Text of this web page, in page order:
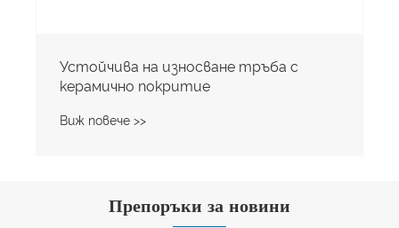
Устойчива на износване тръба с
керамично покритие
Виж повече >>
Препоръки за новини